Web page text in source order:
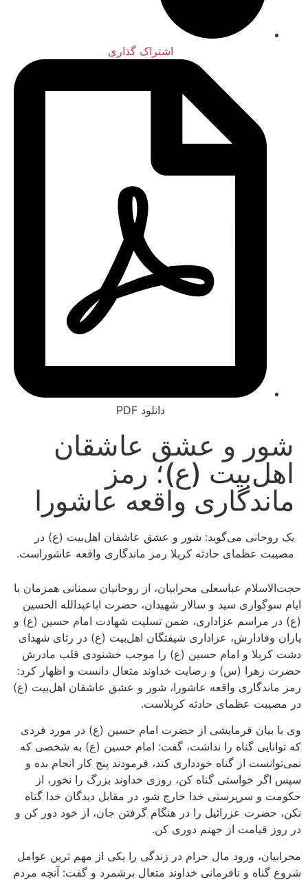
و عشق عاشقان
(ع)؛ رمز
واقعه عاشورا
می‌گوید: شور و عشق عاشقان اهل‌بیت (ع) در
عظمای حادثه کربلا رمز ماندگاری واقعه عاشوراست.
اشتراک گذاری
عباسعلی محرابیان، از روحانیان سمنانی همزمان با
سید و سالار شهیدان، حضرت اباعبدالله الحسین
عزاداری، ضمن تسلیت شهادت امام حسین (ع) و
عزاداری شیفتگان اهل‌بیت (ع) در رثای شهدای
و امام حسین (ع) را موجب خشنودی قلب مادرش
(س) و رضایت خداوند متعال دانست و اظهار کرد:
واقعه عاشورا، شور و عشق عاشقان اهل‌بیت (ع)
عظمای حادثه کربلاست.
فرمایشی از حضرت امام حسین (ع) در مورد فردی
گناه را نداشت، گفت: امام حسین (ع) به شخصی که
از گناه خودداری کند، فرمودند پنج کار انجام بده و
خواستی گناه کن، روزی خداوند بزرگ را نخور، از
سرپرستی خدا خارج شو، در مقابل دیدگان خدا گناه
عزرائیل را در هنگام گرفتن جان، از خود دور کن و
از جهنم دوری کن.
ورود مال حرام در زندگی را یکی از مهم ترین عوامل
و نافرمانی خداوند متعال برشمرد و گفت: آنچه مردم